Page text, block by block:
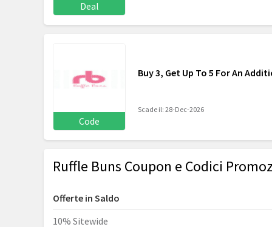
Deal
Code
Buy 3, Get Up To 5 For An
Scade il: 28-Dec-2026
Ruffle Buns Coupon e Codici
Offerte in Saldo
10% Sitewide